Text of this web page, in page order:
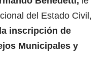
del Estado Civil,
inscripción de
Municipales y